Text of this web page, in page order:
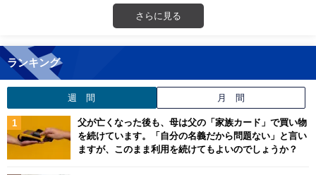
さらに見る
ランキング
週 間 月 間
父が亡くなった後も、母は父の「家族カード」で買い物
を続けています。「自分の名義だから問題ない」と言い
ますが、このまま利用を続けてもよいのでしょうか？